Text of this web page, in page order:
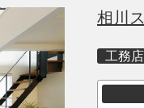
相川
工務店